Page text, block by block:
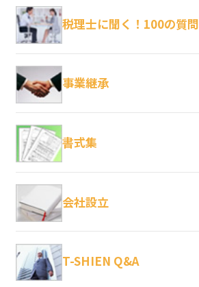
税理士に聞く！100の質問
事業継承
書式集
会社設立
T-SHIEN Q&A